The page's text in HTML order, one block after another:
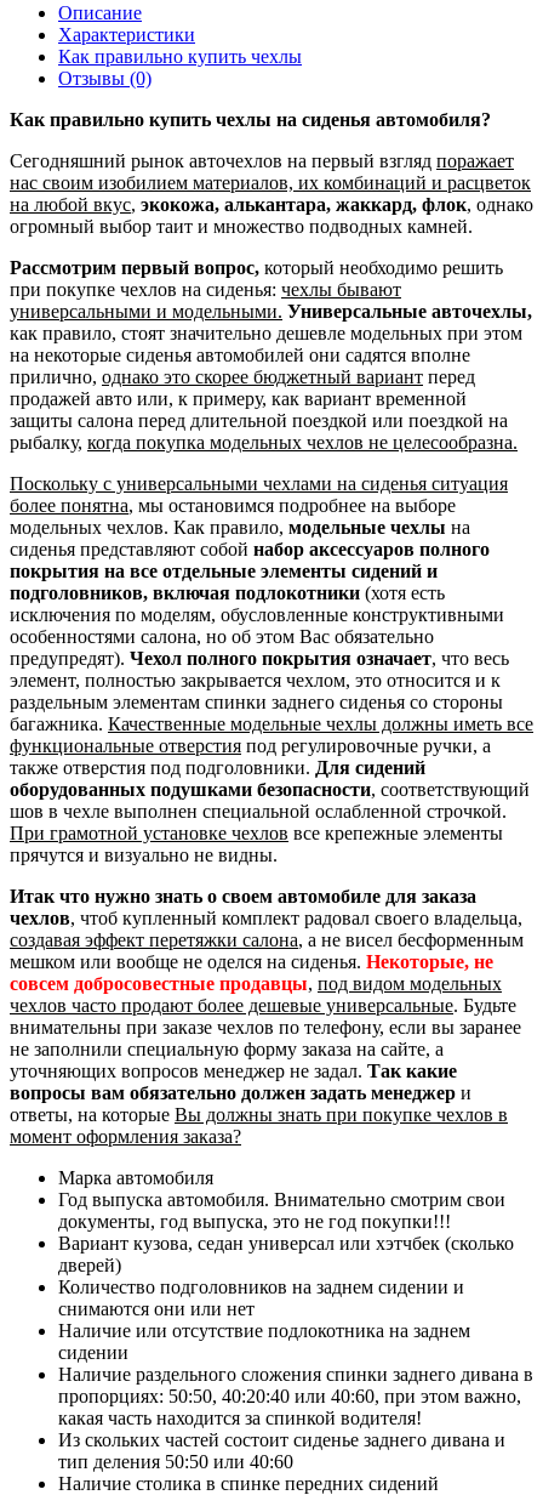
Описание
Характеристики
Как правильно купить чехлы
Отзывы (0)
Как правильно купить чехлы на сиденья автомобиля?
Сегодняшний рынок авточехлов на первый взгляд поражает
нас своим изобилием материалов, их комбинаций и расцветок
на любой вкус, экокожа, алькантара, жаккард, флок, однако
огромный выбор таит и множество подводных камней.
Рассмотрим первый вопрос, который необходимо решить
при покупке чехлов на сиденья: чехлы бывают
универсальными и модельными. Универсальные авточехлы,
как правило, стоят значительно дешевле модельных при этом
на некоторые сиденья автомобилей они садятся вполне
прилично, однако это скорее бюджетный вариант перед
продажей авто или, к примеру, как вариант временной
защиты салона перед длительной поездкой или поездкой на
рыбалку, когда покупка модельных чехлов не целесообразна.
Поскольку с универсальными чехлами на сиденья ситуация
более понятна, мы остановимся подробнее на выборе
модельных чехлов. Как правило, модельные чехлы на
сиденья представляют собой набор аксессуаров полного
покрытия на все отдельные элементы сидений и
подголовников, включая подлокотники (хотя есть
исключения по моделям, обусловленные конструктивными
особенностями салона, но об этом Вас обязательно
предупредят). Чехол полного покрытия означает, что весь
элемент, полностью закрывается чехлом, это относится и к
раздельным элементам спинки заднего сиденья со стороны
багажника. Качественные модельные чехлы должны иметь все
функциональные отверстия под регулировочные ручки, а
также отверстия под подголовники. Для сидений
оборудованных подушками безопасности, соответствующий
шов в чехле выполнен специальной ослабленной строчкой.
При грамотной установке чехлов все крепежные элементы
прячутся и визуально не видны.
Итак что нужно знать о своем автомобиле для заказа
чехлов, чтоб купленный комплект радовал своего владельца,
создавая эффект перетяжки салона, а не висел бесформенным
мешком или вообще не оделся на сиденья. Некоторые, не
совсем добросовестные продавцы, под видом модельных
чехлов часто продают более дешевые универсальные. Будьте
внимательны при заказе чехлов по телефону, если вы заранее
не заполнили специальную форму заказа на сайте, а
уточняющих вопросов менеджер не задал. Так какие
вопросы вам обязательно должен задать менеджер и
ответы, на которые Вы должны знать при покупке чехлов в
момент оформления заказа?
Марка автомобиля
Год выпуска автомобиля. Внимательно смотрим свои
документы, год выпуска, это не год покупки!!!
Вариант кузова, седан универсал или хэтчбек (сколько
дверей)
Количество подголовников на заднем сидении и
снимаются они или нет
Наличие или отсутствие подлокотника на заднем
сидении
Наличие раздельного сложения спинки заднего дивана в
пропорциях: 50:50, 40:20:40 или 40:60, при этом важно,
какая часть находится за спинкой водителя!
Из скольких частей состоит сиденье заднего дивана и
тип деления 50:50 или 40:60
Наличие столика в спинке передних сидений